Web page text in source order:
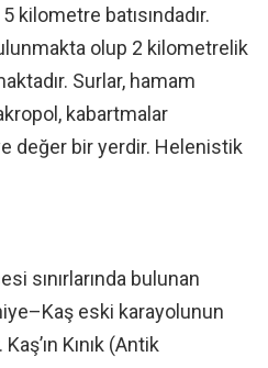
kilometre batısındadır.
olup 2 kilometrelik
Surlar, hamam
kabartmalar
değer bir yerdir. Helenistik
sınırlarında bulunan
eski karayolunun
Kınık (Antik